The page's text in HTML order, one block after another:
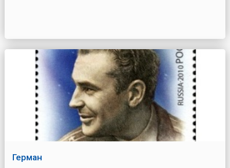
Герман